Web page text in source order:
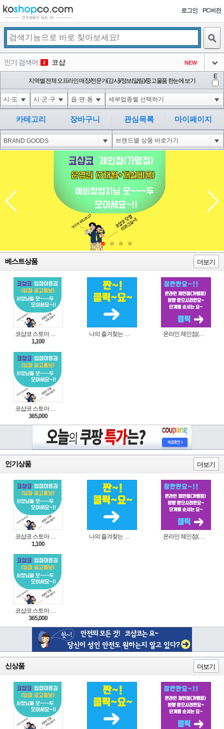
로그인 PC버전
인기 검색어 2 코샵 NEW
3 익스
아이콘
4 1-1; waitfor delay '0:0:15' --
아이콘
5 10"XOR(1*if(now()=sysdate(),sleep(15),0))XOR"Z
아이콘
1
6 1-1); waitfor delay '0:0:15' --
아이콘
1
1 40
지역별 전체 오프라인 매장/전문가(강사)/정보(알림)/중고물품 한눈에 보기
E
카테고리 장바구니 관심목록 마이페이지
베스트상품 더보기
코샵코 스토아 입점 1일 이용권
1,100
나의 즐겨찾는 상품 리스트로 편리하게 주문하세요~(쿠팡 다이나믹 배너) 온라인 체인점(가맹점) 분양순서(필독)
365,000
인기상품 더보기
1,100
온라인 체인점(가맹점) 분양순서(필독)
365,000
신상품 더보기